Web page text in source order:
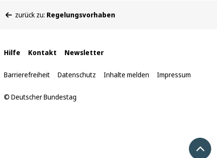
befinden
zurück zu: Regelungsvorhaben
Interne
Links
Hilfe Kontakt Newsletter
Barrierefreiheit Datenschutz Inhalte melden Impressum
© Deutscher Bundestag